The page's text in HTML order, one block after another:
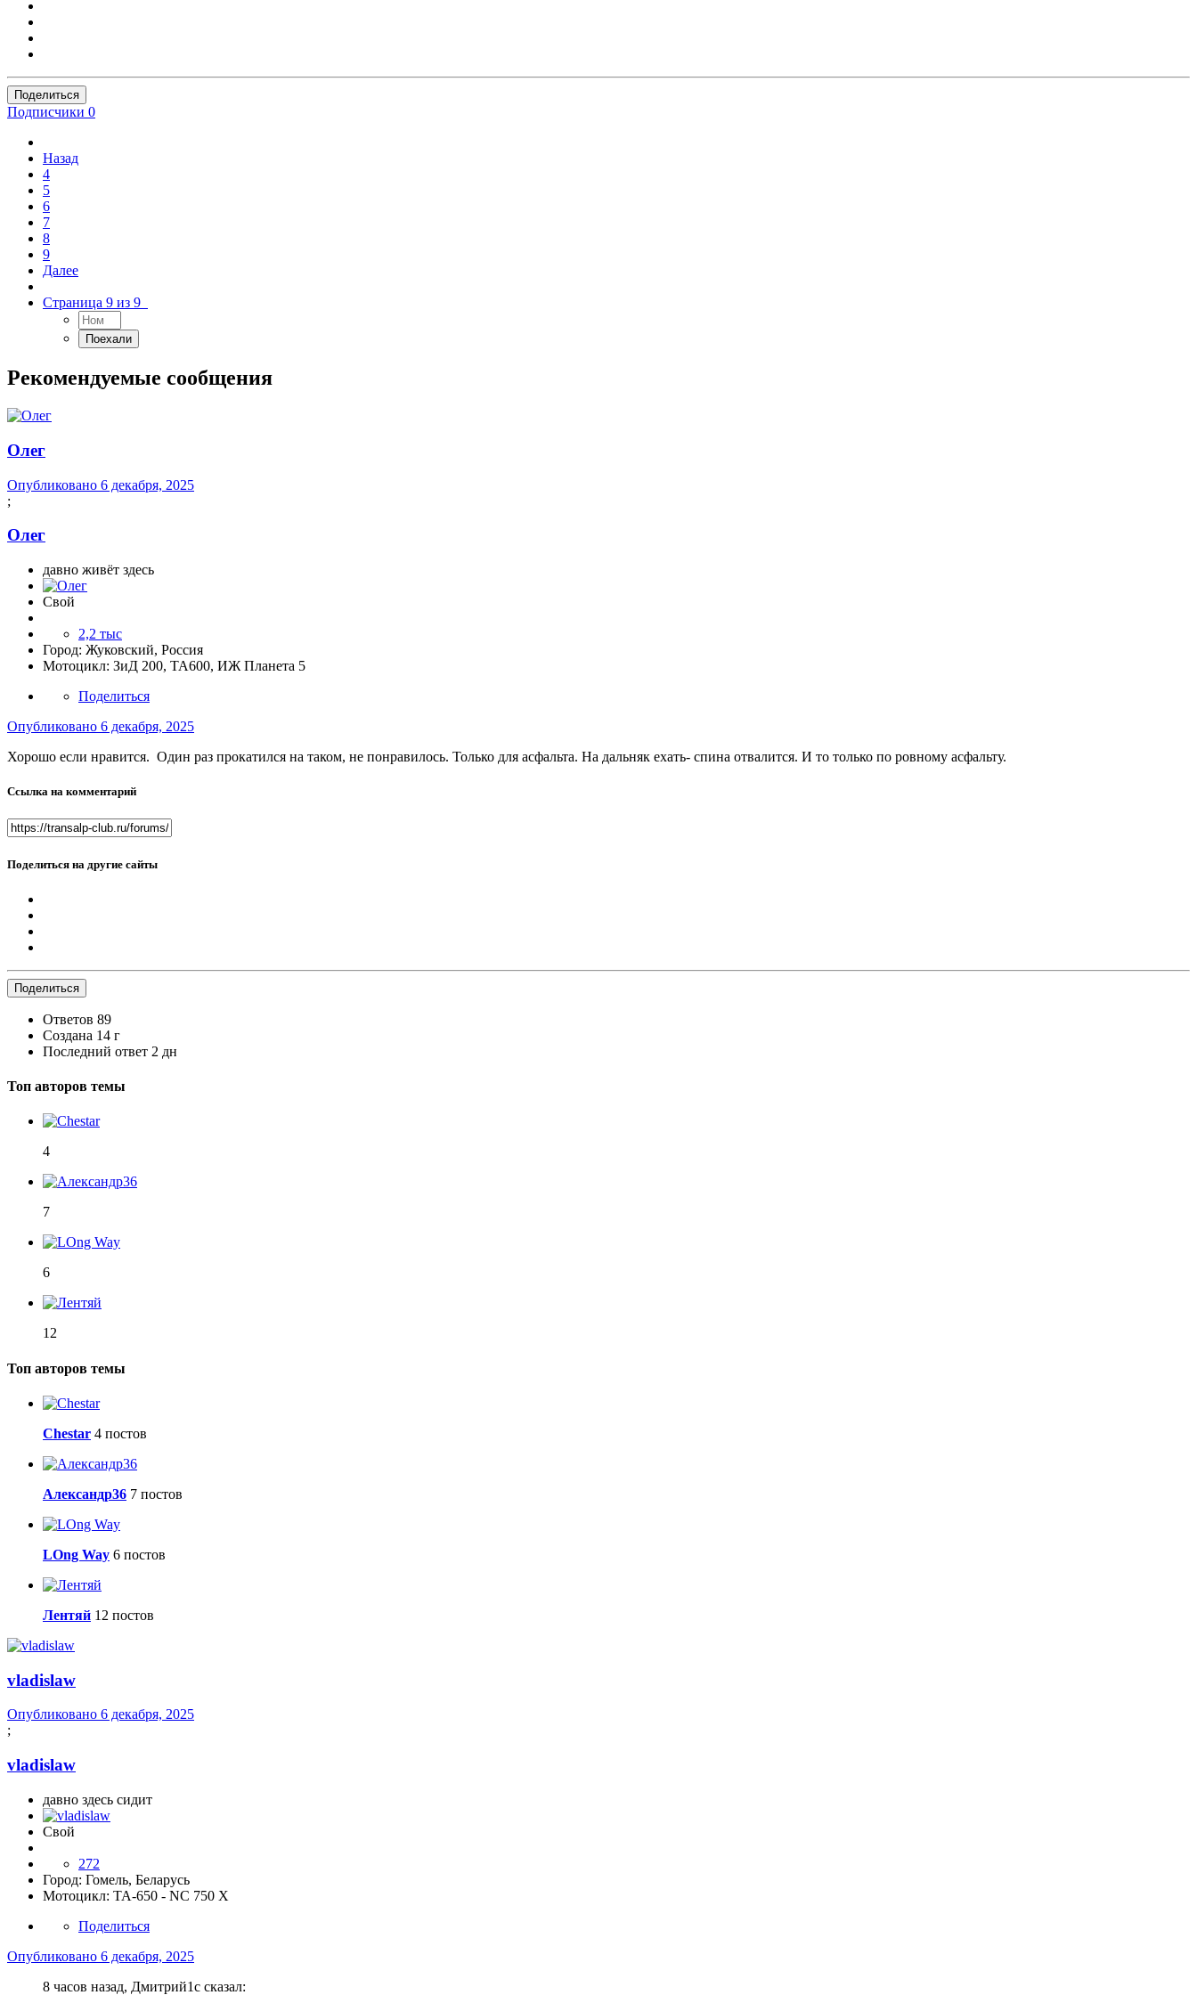
Поделиться
Подписчики 0
Назад
4
5
6
7
8
9
Далее
Страница 9 из 9
Рекомендуемые сообщения
Олег
Опубликовано 6 декабря, 2025
;
Олег
давно живёт здесь
Свой
2,2 тыс
Город: Жуковский, Россия
Мотоцикл: ЗиД 200, ТА600, ИЖ Планета 5
Поделиться
Опубликовано 6 декабря, 2025
Хорошо если нравится. Один раз прокатился на таком, не понравилось. Только для асфальта. На дальняк ехать- спина отвалится. И то только по ровному асфальту.
Ссылка на комментарий
Поделиться на другие сайты
Поделиться
Ответов 89
Создана 14 г
Последний ответ 2 дн
Топ авторов темы
4
7
6
12
Топ авторов темы
Сhestar 4 постов
Александр36 7 постов
LOng Way 6 постов
Лентяй 12 постов
vladislaw
Опубликовано 6 декабря, 2025
;
vladislaw
давно здесь сидит
Свой
272
Город: Гомель, Беларусь
Мотоцикл: TA-650 - NC 750 X
Поделиться
Опубликовано 6 декабря, 2025
8 часов назад, Дмитрий1с сказал: